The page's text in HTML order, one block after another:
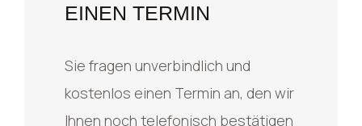
EINEN TERMIN
Sie fragen unverbindlich und
kostenlos einen Termin an, den wir
Ihnen noch telefonisch bestätigen